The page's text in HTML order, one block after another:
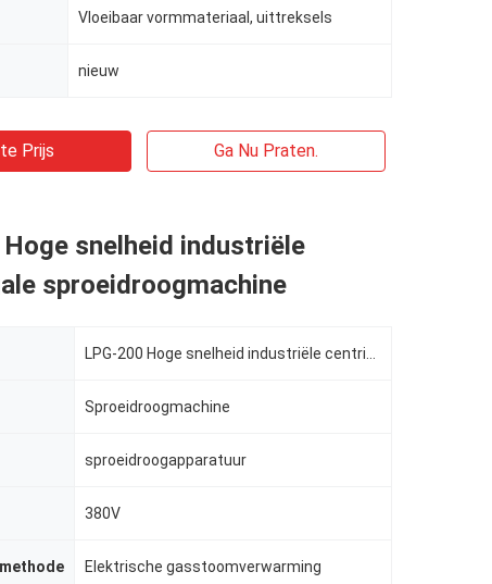
Vloeibaar vormmateriaal, uittreksels
nieuw
Prijs Ga Nu Praten.
Hoge snelheid industriële
sproeidroogmachine
Sproeidroogmachine
sproeidroogapparatuur
380V
Elektrische gasstoomverwarming